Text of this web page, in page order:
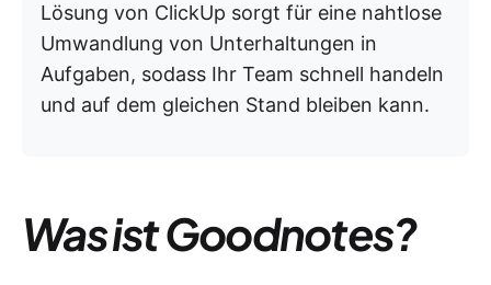
Lösung von ClickUp sorgt für eine nahtlose
Umwandlung von Unterhaltungen in
Aufgaben, sodass Ihr Team schnell handeln
und auf dem gleichen Stand bleiben kann.
Was ist Goodnotes?